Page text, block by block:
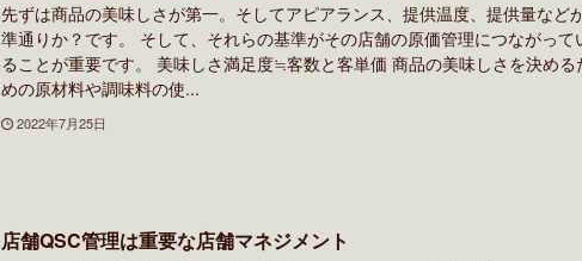
先ずは商品の美味しさが第一。そしてアピアランス、提供温度、提供量など
準通りか？です。 そして、それらの基準がその店舗の原価管理につながって
ることが重要です。 美味しさ満足度≒客数と客単価 商品の美味しさを決める
めの原材料や調味料の使...
2022年7月25日
店舗QSC管理は重要な店舗マネジメント